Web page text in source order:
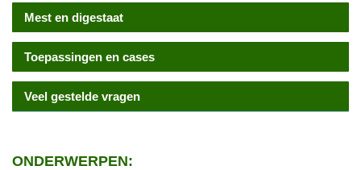
Mest en digestaat
Toepassingen en cases
Veel gestelde vragen
ONDERWERPEN: